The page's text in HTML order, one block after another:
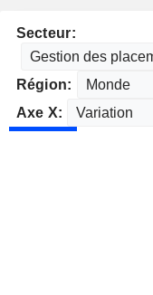
Secteur:
Région:
Axe X: